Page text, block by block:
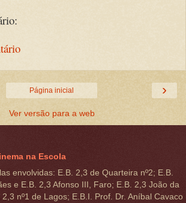
›
Página inicial
Ver versão para a web
na Escola
envolvidas: E.B. 2,3 de Quarteira nº2; E.B.
e E.B. 2,3 Afonso III, Faro; E.B. 2,3 João da
nº1 de Lagos; E.B.I. Prof. Dr. Aníbal Cavaco